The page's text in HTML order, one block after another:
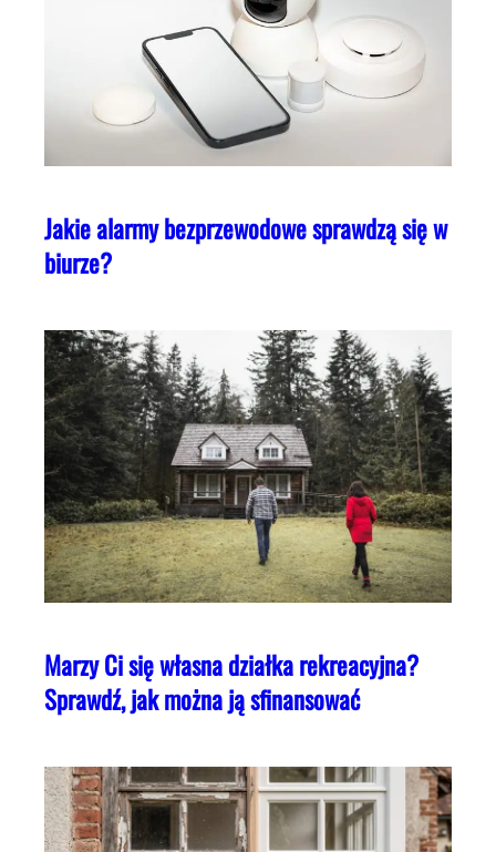
Jakie alarmy bezprzewodowe sprawdzą się w
biurze?
Marzy Ci się własna działka rekreacyjna?
Sprawdź, jak można ją sfinansować